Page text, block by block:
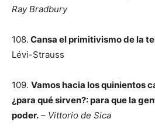
Ray Bradbury
108. Cansa el primitivismo de la
Lévi-Strauss
109. Vamos hacia los quinientos
¿para qué sirven?: para que la
poder. – Vittorio de Sica